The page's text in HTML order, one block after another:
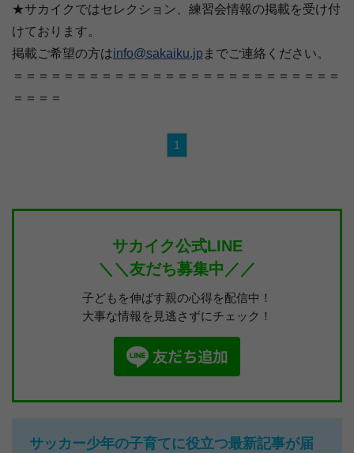
★サカイクではセレクション、練習会情報の掲載を受け付
けております。
掲載ご希望の方はinfo@sakaiku.jp までご連絡ください。
＝＝＝＝＝＝＝＝＝＝＝＝＝＝＝＝＝＝＝＝＝＝＝＝＝＝
＝＝＝＝
1
サカイク公式LINE
＼＼友だち募集中／／
子どもを伸ばす親の心得を配信中！
大事な情報を見逃さずにチェック！
サッカー少年の子育てに役立つ最新記事が届